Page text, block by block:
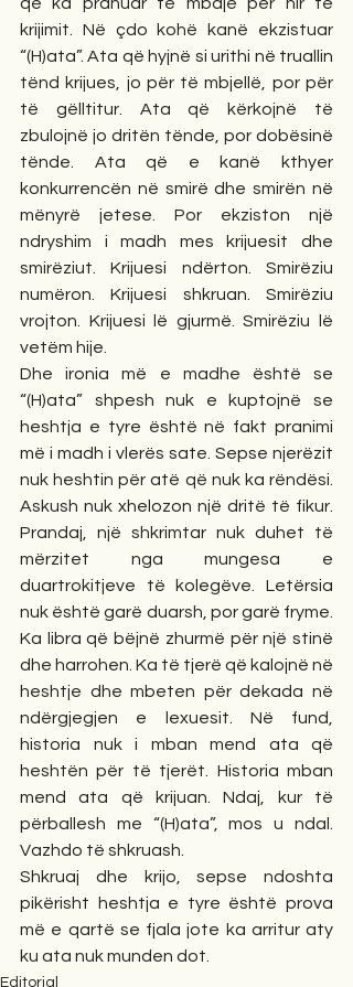
krijimit. Në çdo kohë kanë ekzistuar
“(H)ata”. Ata që hyjnë si urithi në truallin
tënd krijues, jo për të mbjellë, por për
të gëlltitur. Ata që kërkojnë të
zbulojnë jo dritën tënde, por dobësinë
tënde. Ata që e kanë kthyer
konkurrencën në smirë dhe smirën në
mënyrë jetese. Por ekziston një
ndryshim i madh mes krijuesit dhe
smirëziut. Krijuesi ndërton. Smirëziu
numëron. Krijuesi shkruan. Smirëziu
vrojton. Krijuesi lë gjurmë. Smirëziu lë
vetëm hije.
Dhe ironia më e madhe është se
“(H)ata” shpesh nuk e kuptojnë se
heshtja e tyre është në fakt pranimi
më i madh i vlerës sate. Sepse njerëzit
nuk heshtin për atë që nuk ka rëndësi.
Askush nuk xhelozon një dritë të fikur.
Prandaj, një shkrimtar nuk duhet të
mërzitet nga mungesa e
duartrokitjeve të kolegëve. Letërsia
nuk është garë duarsh, por garë fryme.
Ka libra që bëjnë zhurmë për një stinë
dhe harrohen. Ka të tjerë që kalojnë në
heshtje dhe mbeten për dekada në
ndërgjegjen e lexuesit. Në fund,
historia nuk i mban mend ata që
heshtën për të tjerët. Historia mban
mend ata që krijuan. Ndaj, kur të
përballesh me “(H)ata”, mos u ndal.
Vazhdo të shkruash.
Shkruaj dhe krijo, sepse ndoshta
pikërisht heshtja e tyre është prova
më e qartë se fjala jote ka arritur aty
ku ata nuk munden dot.
Editorial